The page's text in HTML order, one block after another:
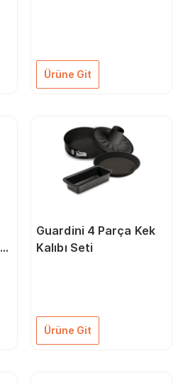
Ürüne Git
Guardini 4 Parça Kek
Kalıbı Seti
Ürüne Git